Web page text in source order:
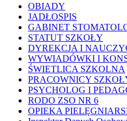
OBIADY
JADŁOSPIS
GABINET
STATUT SZKOŁY
DYREKCJA I
WYWIADÓWKI I
ŚWIETLICA SZKOLNA
PRACOWNICY
PSYCHOLOG I
RODO ZSO NR 6
OPIEKA